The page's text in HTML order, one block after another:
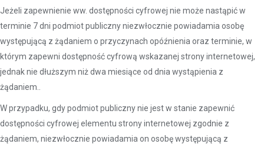
Jeżeli zapewnienie ww. dostępności cyfrowej nie może nastąpić w
terminie 7 dni podmiot publiczny niezwłocznie powiadamia osobę
występującą z żądaniem o przyczynach opóźnienia oraz terminie, w
którym zapewni dostępność cyfrową wskazanej strony internetowej,
jednak nie dłuższym niż dwa miesiące od dnia wystąpienia z
żądaniem..
W przypadku, gdy podmiot publiczny nie jest w stanie zapewnić
dostępności cyfrowej elementu strony internetowej zgodnie z
żądaniem, niezwłocznie powiadamia on osobę występującą z